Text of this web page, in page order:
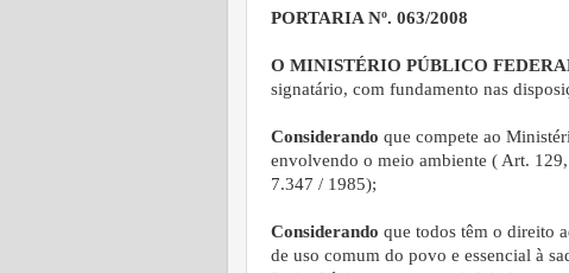
PORTARIA Nº. 063/2008
O MINISTÉRIO PÚBLICO
signatário, com fundamento nas
Considerando que compete ao
envolvendo o meio ambiente ( Art.
7.347 / 1985);
Considerando que todos têm o direito
de uso comum do povo e essencial à